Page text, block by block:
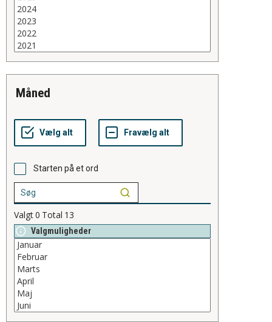
måned
Starten på et ord
Valgt0 Total 13
Valgmuligheder